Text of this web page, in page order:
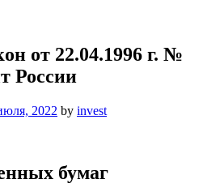
от 22.04.1996 г. №
России
2022 by invest
бумаг